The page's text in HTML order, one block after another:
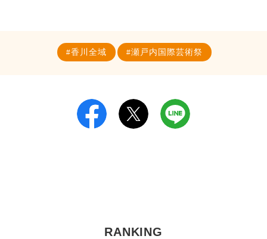
香川全域 瀬戸内国際芸術祭
RANKING